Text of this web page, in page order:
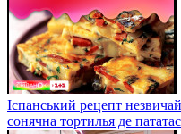
Іспанський рецепт
сонячна тортилья де пататас